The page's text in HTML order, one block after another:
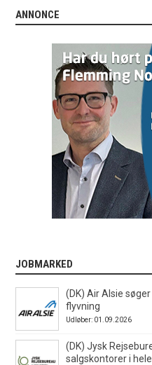
ANNONCE
JOBMARKED
(DK) Air Alsie
flyvning
Udløber: 01.09.2026
(DK) Jysk
salgskontorer i